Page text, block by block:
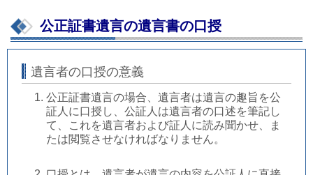
公正証書遺言の遺言書の口授
遺言者の口授の意義
公正証書遺言の場合、遺言者は遺言の趣旨を公
証人に口授し、公証人は遺言者の口述を筆記し
て、これを遺言者および証人に読み聞かせ、ま
たは閲覧させなければなりません。